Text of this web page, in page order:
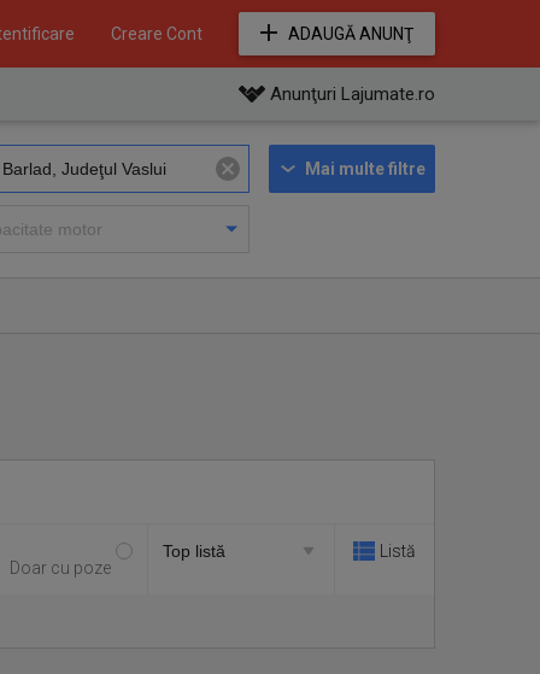
Creare Cont ADAUGĂ ANUNŢ
Anunţuri Lajumate.ro
Mai multe filtre
Doar cu poze
Listă